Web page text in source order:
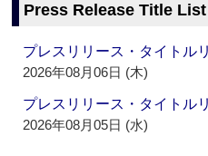
Press Release Title List
プレスリリース・タイト
2026年08月06日 (木)
プレスリリース・タイト
2026年08月05日 (水)